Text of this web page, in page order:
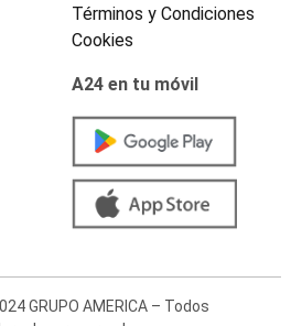
Términos y Condiciones
Cookies
A24 en tu móvil
GRUPO AMERICA – Todos